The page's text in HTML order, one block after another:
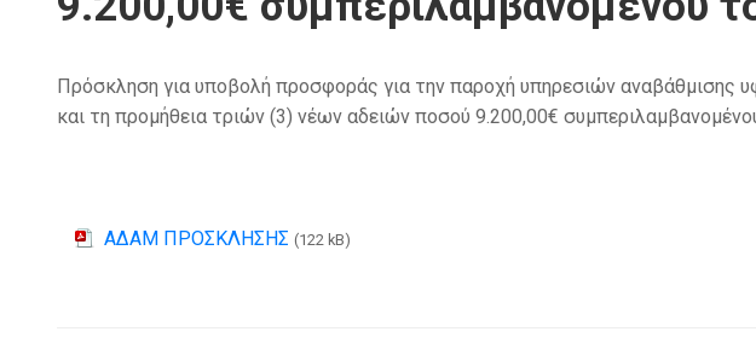
Πρόσκληση για υποβολή προσφοράς για την παροχή υπηρεσιών αναβάθμισης
και τη προμήθεια τριών (3) νέων αδειών ποσού 9.200,00€
ΑΔΑΜ ΠΡΟΣΚΛΗΣΗΣ (122 kB)